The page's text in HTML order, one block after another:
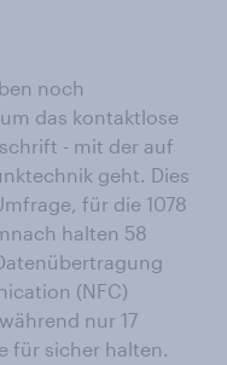
noch
das kontaktlose
- mit der auf
geht. Dies
für die 1078
halten 58
(NFC)
nur 17
für sicher halten.